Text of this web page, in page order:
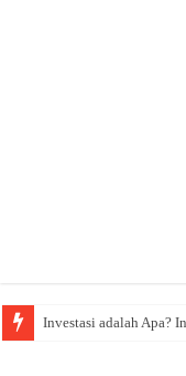
Investasi adalah Apa?